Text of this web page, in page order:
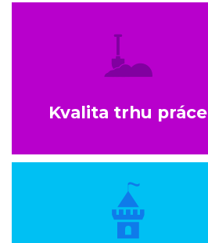
Kvalita trhu práce